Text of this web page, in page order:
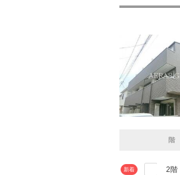
階
新着 2階